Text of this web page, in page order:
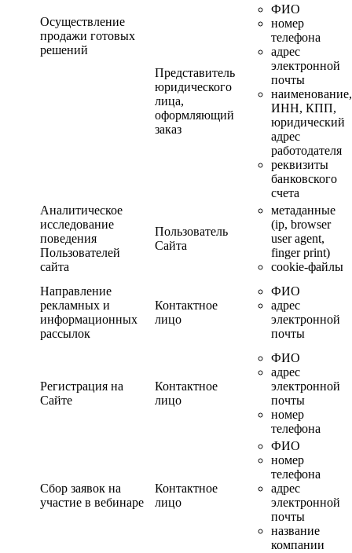
Осуществление
продажи готовых
решений
Представитель
юридического
лица,
оформляющий
заказ
ФИО
номер
телефона
адрес
электронной
почты
наименование,
ИНН, КПП,
юридический
адрес
работодателя
реквизиты
банковского
счета
Аналитическое
исследование
поведения
Пользователей
сайта
Пользователь
Сайта
метаданные
(ip, browser
user agent,
finger print)
cookie-файлы
Направление
рекламных и
информационных
рассылок
Контактное
лицо
ФИО
адрес
электронной
почты
Регистрация на
Сайте
Контактное
лицо
ФИО
адрес
электронной
почты
номер
телефона
Сбор заявок на
участие в вебинаре
Контактное
лицо
ФИО
номер
телефона
адрес
электронной
почты
название
компании